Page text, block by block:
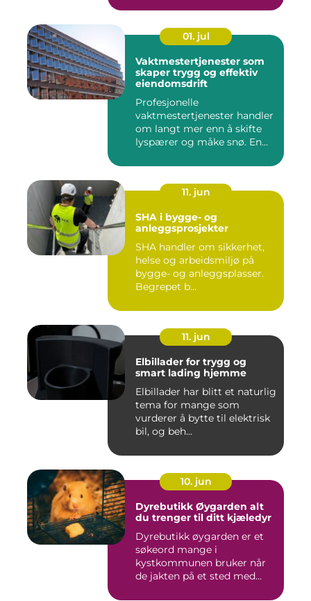
01. jul
Vaktmestertjenester som
skaper trygg og effektiv
eiendomsdrift
Profesjonelle
vaktmestertjenester handler
om langt mer enn å skifte
lyspærer og måke snø. En
11. jun
SHA i bygge- og
anleggsprosjekter
SHA handler om sikkerhet,
helse og arbeidsmiljø på
bygge- og anleggsplasser.
Begrepet b...
11. jun
Elbillader for trygg og
smart lading hjemme
Elbillader har blitt et naturlig
tema for mange som
vurderer å bytte til elektrisk
bil, og beh...
10. jun
Dyrebutikk Øygarden alt
du trenger til ditt kjæledyr
Dyrebutikk øygarden er et
søkeord mange i
kystkommunen bruker når
de jakten på et sted med